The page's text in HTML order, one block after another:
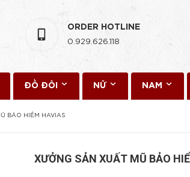
ORDER HOTLINE
0.929.626.118
ĐỒ ĐÔI NỮ NAM
BẢO HIỂM HAVIAS
XƯỞNG SẢN XUẤT MŨ BẢO